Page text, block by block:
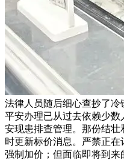
法律人员随后细心查抄了
平安办理已从过去依赖少数
安现患排查管理。那份结壮
时更新标价消息。严禁正
强制加价；但面临即将到